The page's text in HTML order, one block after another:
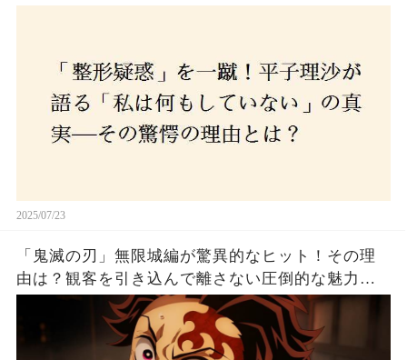
2025/07/23
「鬼滅の刃」無限城編が驚異的なヒット！その理
由は？観客を引き込んで離さない圧倒的な魅力と